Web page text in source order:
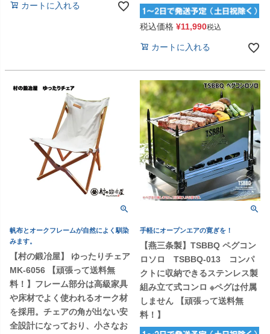
カートに入れる
税込価格 ¥11,990税込
カートに入れる
帆布とオークフレームが自然によく馴染
みます。
【村の鍛冶屋】 ゆったりチェア
MK-6056 【頑張って送料無
料！】フレーム部分は高級家具
や床材でよく使われるオーク材
を採用。チェアの角が出ない安
全設計になっており、小さなお
手軽にオープンエアの寛ぎを！
【燕三条製】TSBBQ ペグコン
ロソロ TSBBQ-013 コンパ
クトに収納できるステンレス製
組み立て式コンロ ※ペグは付属
しません 【頑張って送料無
料！】